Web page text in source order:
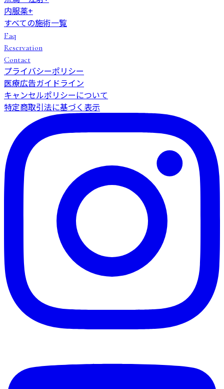
内服薬+
すべての施術一覧
Faq
Reservation
Contact
プライバシーポリシー
医療広告ガイドライン
キャンセルポリシーについて
特定商取引法に基づく表示